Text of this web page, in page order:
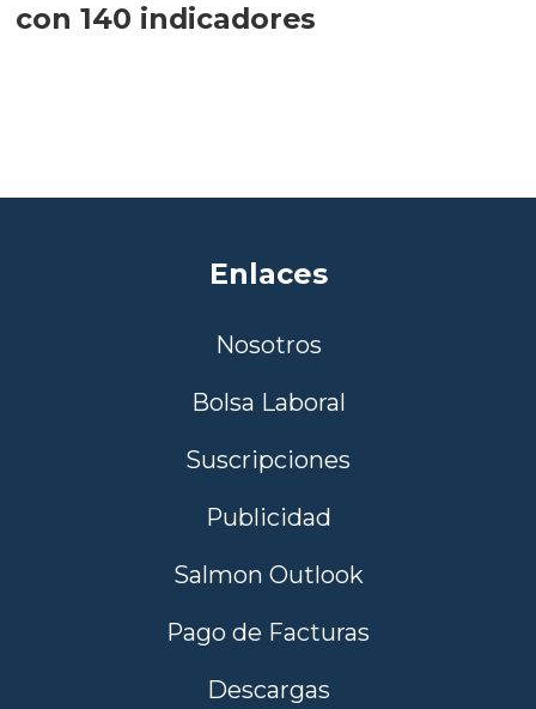
con 140 indicadores
Enlaces
Nosotros
Bolsa Laboral
Suscripciones
Publicidad
Salmon Outlook
Pago de Facturas
Descargas